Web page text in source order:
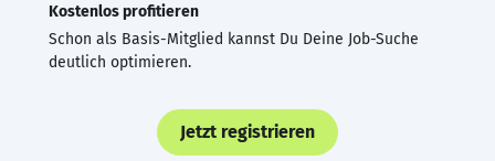
Kostenlos profitieren
Schon als Basis-Mitglied kannst Du Deine Job-Suche
deutlich optimieren.
Jetzt registrieren